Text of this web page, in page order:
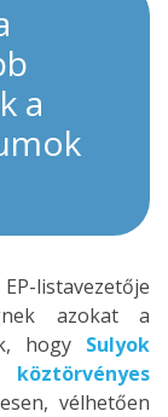
a
listavezetője
azokat a
hogy Sulyok
vélhetően